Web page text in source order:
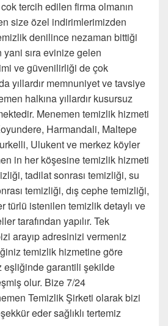
tercih edilen firma olmanın
size özel indirimlerimizden
denilince nezaman bittiği
sıra evinize gelen
ve güvenilirliği de çok
yıllardır memnuniyet ve tavsiye
halkına yıllardır kusursuz
Menemen temizlik hizmeti
undere, Harmandali, Maltepe
Ulukent ve merkez köyler
in her köşesine temizlik hizmeti
tadilat sonrası temizliği, su
temizliği, dış cephe temizliği,
türlü istenilen temizlik detaylı ve
tarafından yapılır. Tek
arayıp adresinizi vermeniz
temizlik hizmetine göre
eşliğinde garantili şekilde
olur. Bize 7/24
Temizlik Şirketi olarak bizi
eder sağlıklı tertemiz